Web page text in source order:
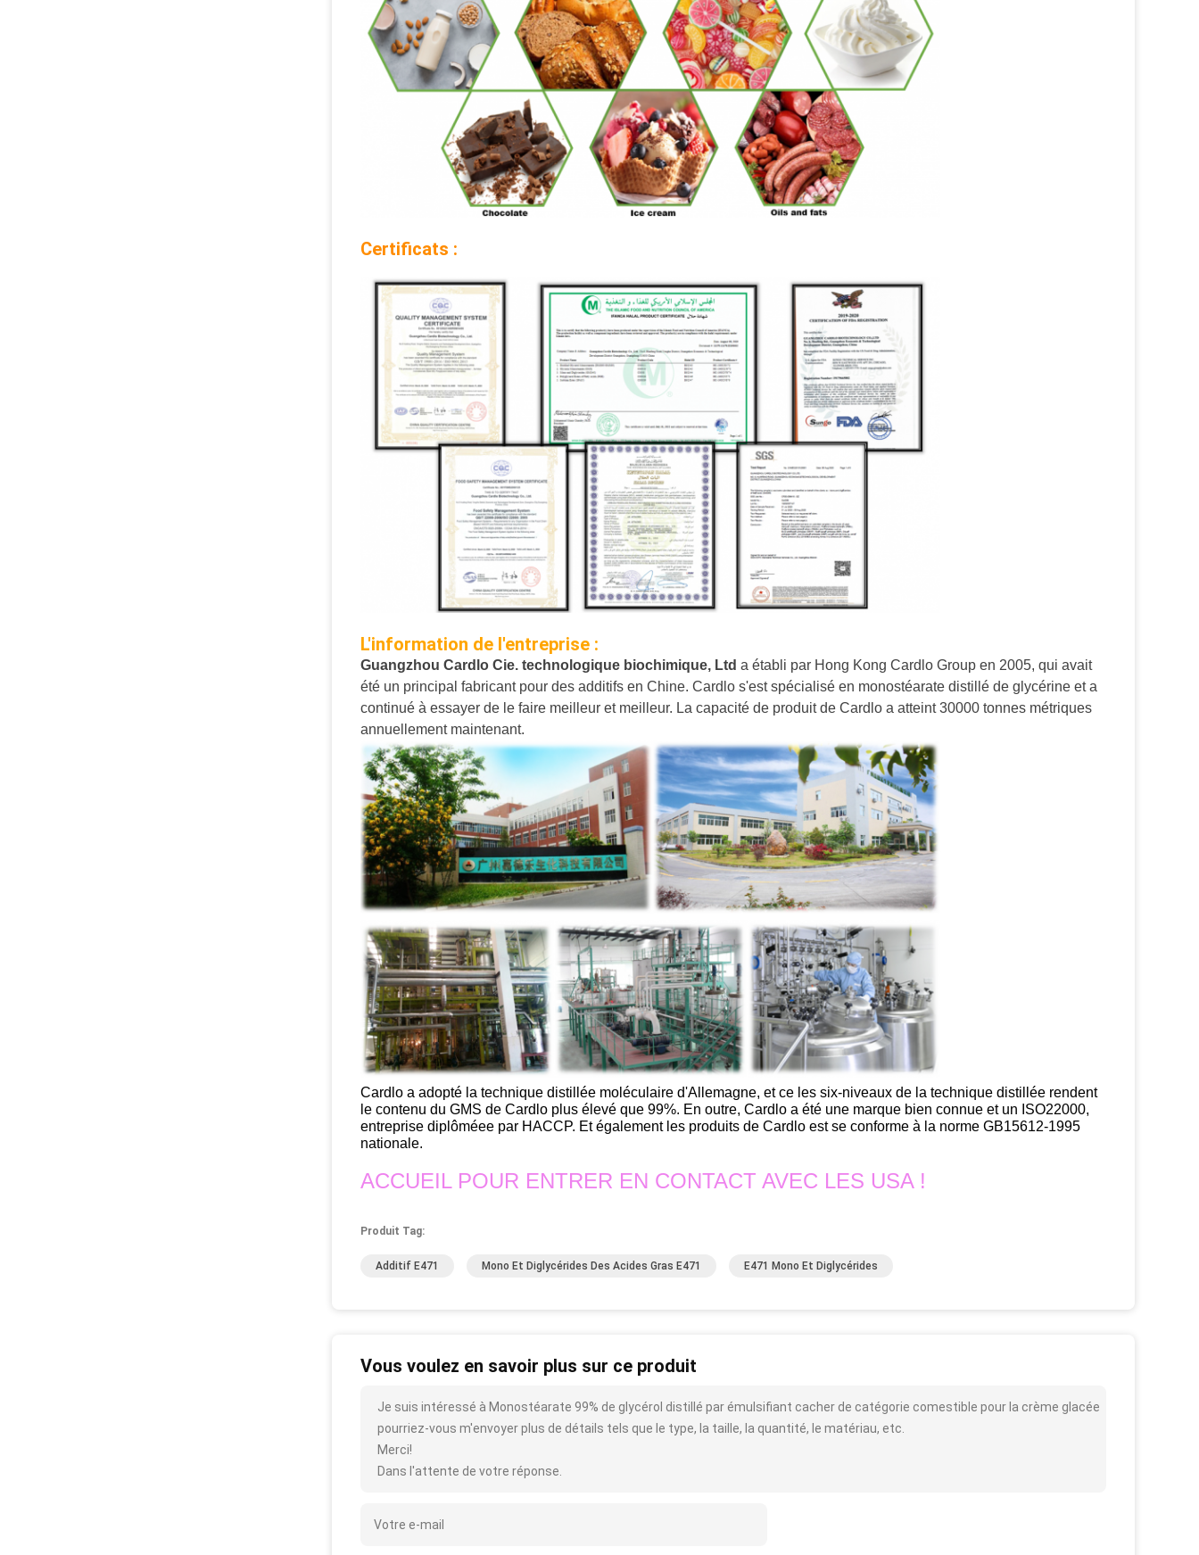
Certificats :
L'information de l'entreprise :
Guangzhou Cardlo Cie. technologique biochimique, Ltd a établi par Hong Kong Cardlo Group en 2005, qui avait
été un principal fabricant pour des additifs en Chine. Cardlo s'est spécialisé en monostéarate distillé de glycérine et a
continué à essayer de le faire meilleur et meilleur. La capacité de produit de Cardlo a atteint 30000 tonnes métriques
annuellement maintenant.
Cardlo a adopté la technique distillée moléculaire d'Allemagne, et ce les six-niveaux de la technique distillée rendent
le contenu du GMS de Cardlo plus élevé que 99%. En outre, Cardlo a été une marque bien connue et un ISO22000,
entreprise diplôméee par HACCP. Et également les produits de Cardlo est se conforme à la norme GB15612-1995
nationale.
ACCUEIL POUR ENTRER EN CONTACT AVEC LES USA !
Produit Tag:
Additif E471 Mono Et Diglycérides Des Acides Gras E471 E471 Mono Et Diglycérides
Vous voulez en savoir plus sur ce produit
Je suis intéressé à Monostéarate 99% de glycérol distillé par émulsifiant cacher de catégorie comestible pour la crème glacée
pourriez-vous m'envoyer plus de détails tels que le type, la taille, la quantité, le matériau, etc.
Merci!
Dans l'attente de votre réponse.